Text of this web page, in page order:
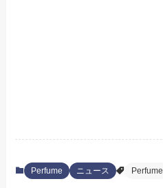
Perfume ニュース Perfume